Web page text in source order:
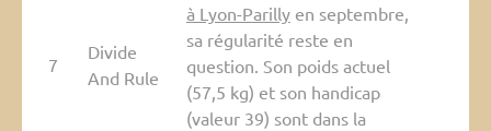
7
Divide
And Rule
à Lyon-Parillyen septembre,
sa régularité reste en
question. Son poids actuel
(57,5 kg) et son handicap
(valeur 39) sont dans la